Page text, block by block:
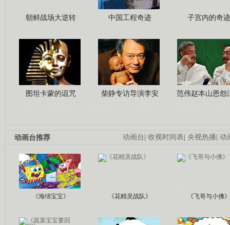
朝鲜战场大逆转 中国工程奇迹 子宫内的奇迹
图坦卡蒙的诅咒 柴静专访导演李安 范伟赵本山恩怨
动画台| 收视时间表| 央视热播| 动
动画台推荐
《海绵宝宝》 《花精灵战队》 《飞哥与小佛》